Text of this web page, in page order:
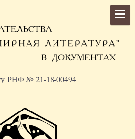
РНФ № 21-18-00494